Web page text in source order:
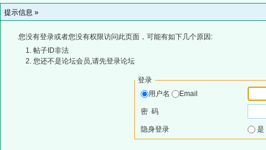
提示信息 »
您没有登录或者您没有权限访问此页面，可能有如下几个原因:
帖子ID非法
您还不是论坛会员,请先登录论坛
登录
用户名
Email
密 码
隐身登录